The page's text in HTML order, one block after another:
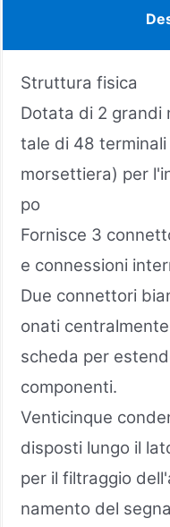
Struttura fisica
Dotata di 2 grandi
tale di 48
morsettiera) per
po
Fornisce 3
e connessioni
Due connettori
onati
scheda per
componenti.
Venticinque
disposti lungo il
per il filtraggio
namento del